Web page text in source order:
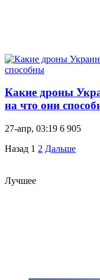
Какие дроны
на что они
27-апр, 03:19 6 905
Назад 1 2 Дальше
Лучшее